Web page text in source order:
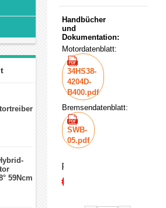
59Ncm
mit 1m
Handbücher
und
Dokumentation:
Motordatenblatt:
34HS38-
4204D-
B400.pdf
Bremsendatenblatt:
SWB-
05.pdf
Preis:
€126.20